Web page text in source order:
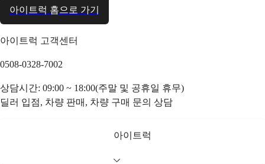
아이트럭 홈으로 가기
아이트럭 고객센터
0508-0328-7002
상담시간: 09:00 ~ 18:00(주말 및 공휴일 휴무)
딜러 입점, 차량 판매, 차량 구매 문의 상담
아이트럭